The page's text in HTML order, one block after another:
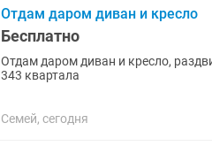
Отдам даром диван и кресло
Бесплатно
Отдам даром диван и кресло,
343 квартала
Семей, сегодня